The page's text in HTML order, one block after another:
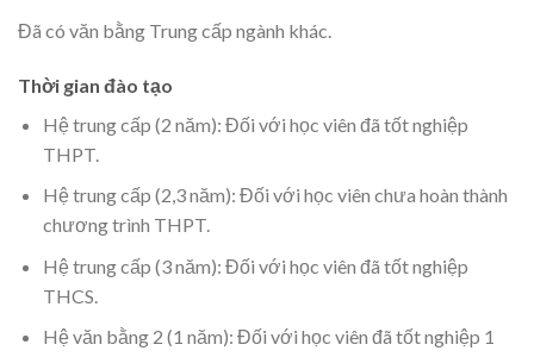
Đã có văn bằng Trung cấp ngành khác.
Thời gian đào tạo
Hệ trung cấp (2 năm): Đối với học viên đã tốt nghiệp
THPT.
Hệ trung cấp (2,3 năm): Đối với học viên chưa hoàn thành
chương trình THPT.
Hệ trung cấp (3 năm): Đối với học viên đã tốt nghiệp
THCS.
Hệ văn bằng 2 (1 năm): Đối với học viên đã tốt nghiệp 1